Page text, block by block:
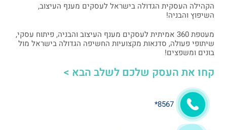
"לבד אפשר להגיע
מהר, ביחד אפשר
להגיע רחוק"
הקהילה העסקית הגדולה בישראל לעסקים מענף העיצוב,
השיפוץ והבניה!
מעטפת 360 אמיתית לעסקים מענף העיצוב והבניה, פיתוח עסקי,
שיתופי פעולה, סדנאות מקצועיות החשיפה הגדולה בישראל מול
בונים ומשפצים!
קחו את העסק שלכם לשלב הבא >
8567*